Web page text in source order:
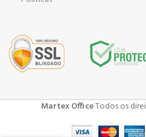
Martex OfficeTodos os